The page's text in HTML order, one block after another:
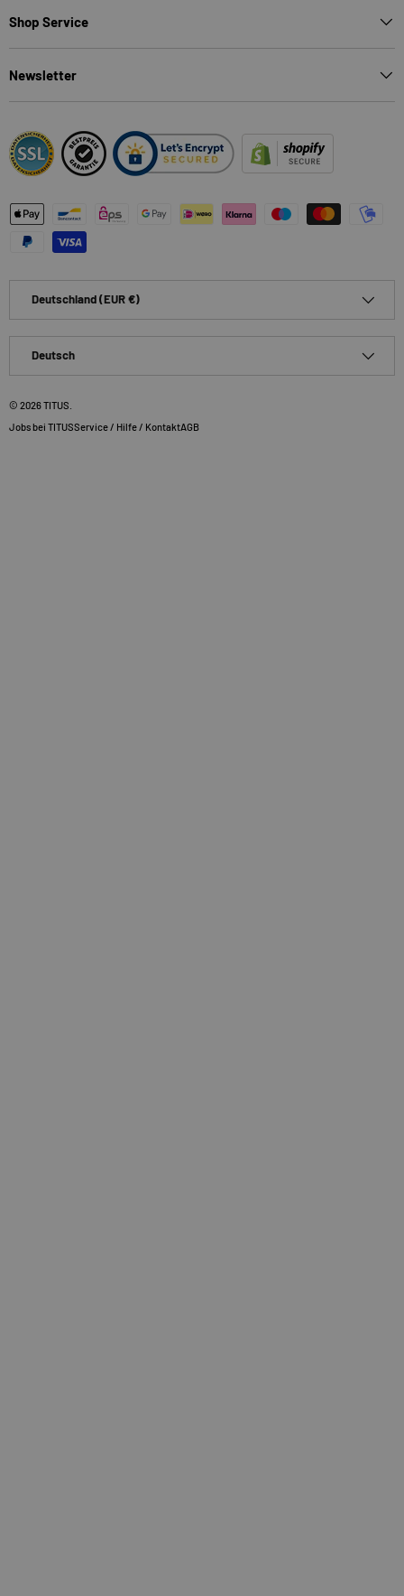
Shop Service
Newsletter
Zahlungsmethoden
Deutschland (EUR €)
Deutsch
© 2026TITUS
Jobs bei TITUSService / Hilfe / KontaktAGB